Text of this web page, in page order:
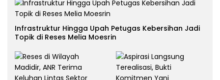
Infrastruktur Hingga Upah Petugas Kebersihan Jadi
Topik di Reses Melia Moesrin